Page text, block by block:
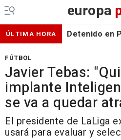
europa
ÚLTIMA HORA Detenido en
FÚTBOL
Javier Tebas:
implante
se va a quedar
El presidente de LaLiga
usará para evaluar y